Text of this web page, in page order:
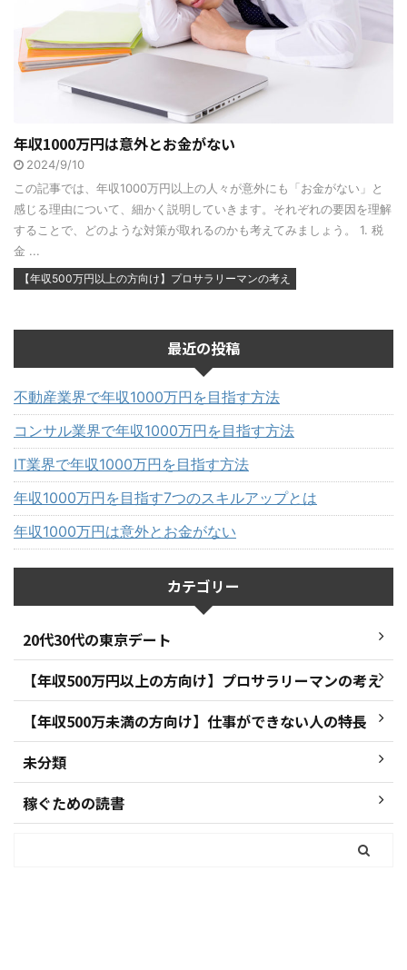
年収1000万円は意外とお金がない
2024/9/10
この記事では、年収1000万円以上の人々が意外にも「お金がない」と
感じる理由について、細かく説明していきます。それぞれの要因を理解
することで、どのような対策が取れるのかも考えてみましょう。 1. 税
金 ...
【年収500万円以上の方向け】プロサラリーマンの考え
最近の投稿
不動産業界で年収1000万円を目指す方法
コンサル業界で年収1000万円を目指す方法
IT業界で年収1000万円を目指す方法
年収1000万円を目指す7つのスキルアップとは
年収1000万円は意外とお金がない
カテゴリー
20代30代の東京デート
【年収500万円以上の方向け】プロサラリーマンの考え
【年収500万未満の方向け】仕事ができない人の特長
未分類
稼ぐための読書